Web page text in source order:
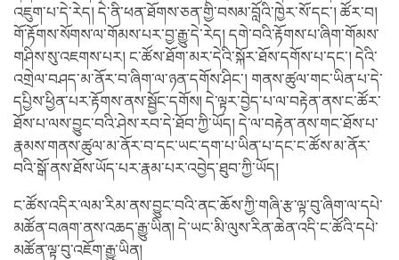
འཇུག་པ་དེ་རེད། དེ་ནི་ཕན་ཐོགས་ཅན་གྱི་བསམ་བློའི་ཁྱེར་སོ་དང་། ཚོར་བ།
གོ་རྟོགས་སོགས་ལ་གོམས་པར་བྱ་རྒྱུ་དེ་རེད། དགེ་བའི་རྟོགས་པ་ཞིག་གོམས་
གཤིས་སུ་འཇགས་པར། ང་ཚོས་ཐོག་མར་དེའི་སྐོར་ཐོས་དགོས་པ་དང་། དེའི་
འགྲེལ་བཤད་མ་ནོར་བ་ཞིག་ལ་ཉན་དགོས་ཤིང་། གནས་ཚུལ་གང་ཡིན་པ་དེ་
དཔྱིས་ཕྱིན་པར་རྟོགས་ནས་སྦྱོང་དགོས། དེ་ལྟར་བྱེད་པ་ལ་བརྟེན་ནས་ང་ཚོར་
ཐོས་པ་ལས་བྱུང་བའི་ཤེས་རབ་དེ་ཐོབ་ཀྱི་ཡོད། དེ་ལ་བརྟེན་ནས་གང་ཐོས་པ་
རྣམས་གནས་ཚུལ་མ་ནོར་བ་དང་ཡང་དག་པ་ཡིན་པ་དང་ང་ཚོས་མ་ནོར་
བའི་སྒོ་ནས་ཐོས་ཡོད་པར་རྣམ་པར་འབྱེད་ཐུབ་ཀྱི་ཡོད།
ང་ཚོས་འདིར་ལམ་རིམ་ནས་བྱུང་བའི་ནང་ཆོས་ཀྱི་གཞི་རྩ་ལྟ་བུ་ཞིག་ལ་དཔེ་
མཚོན་བཞག་ནས་འཆད་རྒྱུ་ཡིན། དེ་ཡང་མི་ལུས་རིན་ཆེན་འདི་ང་ཚོའི་དཔེ་
མཚོན་ལྟ་བུ་འཇོག་རྒྱུ་ཡིན།